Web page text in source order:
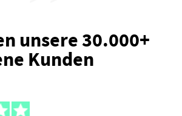
unsere 30.000+
Kunden